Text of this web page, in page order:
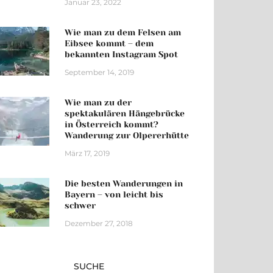
Januar 23, 2022
Wie man zu dem Felsen am
Eibsee kommt – dem
bekannten Instagram Spot
September 14, 2019
Wie man zu der
spektakulären Hängebrücke
in Österreich kommt?
Wanderung zur Olpererhütte
März 17, 2019
Die besten Wanderungen in
Bayern – von leicht bis
schwer
Dezember 27, 2018
SUCHE